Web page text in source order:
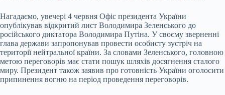
Нагадаємо, увечері 4 червня Офіс президента України
опублікував відкритий лист Володимира Зеленського до
російського диктатора Володимира Путіна. У своєму зверненні
глава держави запропонував провести особисту зустріч на
території нейтральної країни. За словами Зеленського, головною
метою переговорів має стати пошук шляхів досягнення сталого
миру. Президент також заявив про готовність України оголосити
припинення вогню на період проведення переговорів.